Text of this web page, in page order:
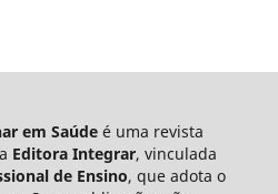
em Saúdeé uma revista
Editora Integrar, vinculada
de Ensino, que adota o